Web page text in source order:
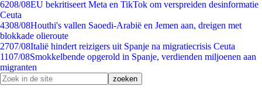
6208/08EU bekritiseert Meta en TikTok om verspreiden desinformatie
Ceuta
4308/08Houthi's vallen Saoedi-Arabië en Jemen aan, dreigen met
blokkade olieroute
2707/08Italië hindert reizigers uit Spanje na migratiecrisis Ceuta
1107/08Smokkelbende opgerold in Spanje, verdienden miljoenen aan
migranten